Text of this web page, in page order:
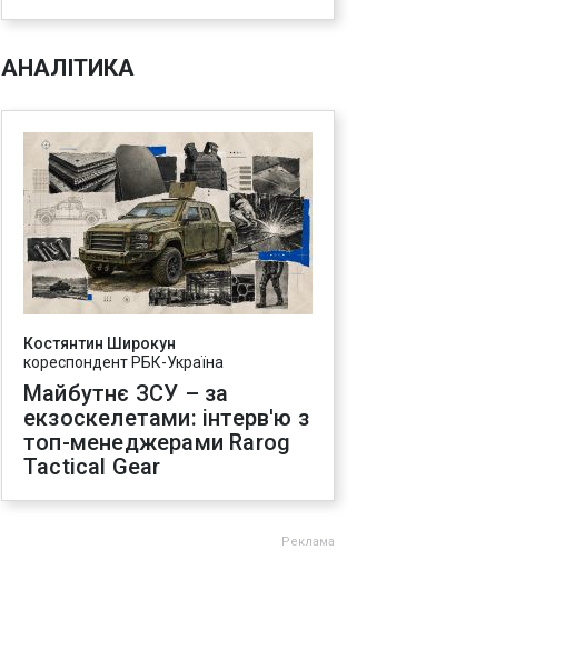
АНАЛІТИКА
Костянтин Широкун
кореспондент РБК-Україна
Майбутнє ЗСУ – за
екзоскелетами: інтерв'ю з
топ-менеджерами Rarog
Tactical Gear